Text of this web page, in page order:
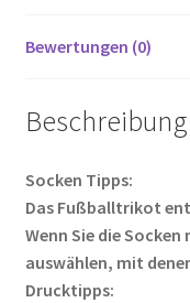
Bewertungen (0)
Beschreibung
Socken Tipps:
Das Fußballtrikot
Wenn Sie die
auswählen, mit
Drucktipps: